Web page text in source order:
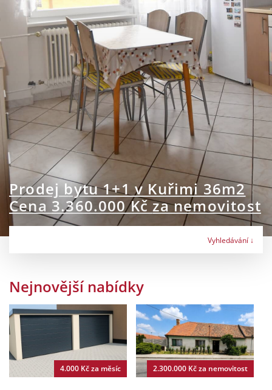
Prodej bytu 1+1 v Kuřimi 36m2
Cena 3.360.000 Kčza nemovitost
Vyhledávání ↓
Lokalita
Maximální cena
Kč
Nejnovější nabídky
4.000 Kčza měsíc 2.300.000 Kčza nemovitost